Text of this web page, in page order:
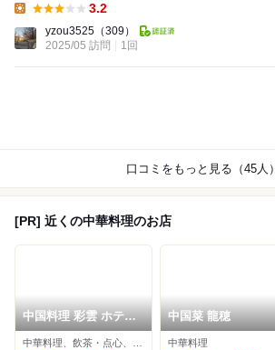
3.2
yzou3525 （309）
2025/05 訪問
1回
口コミをもっと見る（45人）
[PR] 近くの中華料理のお店
中国料理 彩雲 ホテル
モントレ仙台
中国菜 龍穂
中華料理